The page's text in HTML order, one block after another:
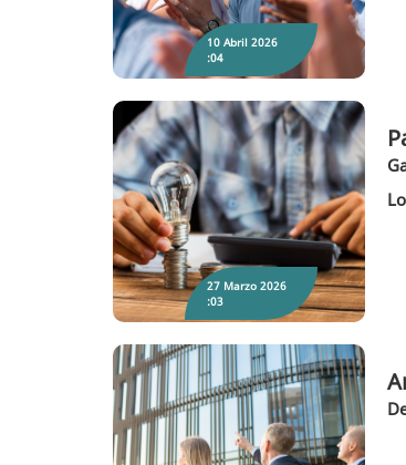
10 Abril 2026
:04
Paquete energético ciudadano
27 Marzo 2026
:03
Ambición renovada: Retos y actuaciones
del Pacto durante 2026